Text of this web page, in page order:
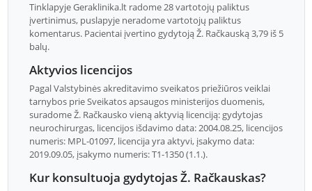
Tinklapyje Geraklinika.lt radome 28 vartotojų paliktus
įvertinimus, puslapyje neradome vartotojų paliktus
komentarus. Pacientai įvertino gydytoją Ž. Račkauską 3,79 iš 5
balų.
Aktyvios licencijos
Pagal Valstybinės akreditavimo sveikatos priežiūros veiklai
tarnybos prie Sveikatos apsaugos ministerijos duomenis,
suradome Ž. Račkausko vieną aktyvią licenciją: gydytojas
neurochirurgas, licencijos išdavimo data: 2004.08.25, licencijos
numeris: MPL-01097, licencija yra aktyvi, įsakymo data:
2019.09.05, įsakymo numeris: T1-1350 (1.1.).
Kur konsultuoja gydytojas Ž. Račkauskas?